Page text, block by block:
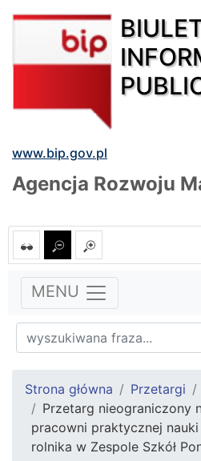
www.bip.gov.pl
Agencja Rozwoju
MENU
Strona główna Przetargi
Przetarg nieograniczony
pracowni praktycznej
rolnika w Zespole Szkół